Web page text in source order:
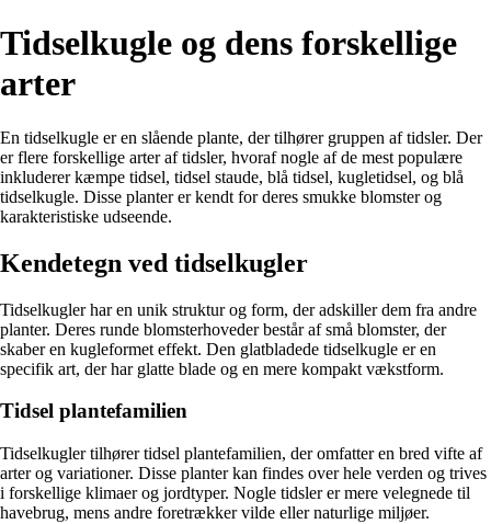
Tidselkugle og dens forskellige
arter
En tidselkugle er en slående plante, der tilhører gruppen af tidsler. Der
er flere forskellige arter af tidsler, hvoraf nogle af de mest populære
inkluderer kæmpe tidsel, tidsel staude, blå tidsel, kugletidsel, og blå
tidselkugle. Disse planter er kendt for deres smukke blomster og
karakteristiske udseende.
Kendetegn ved tidselkugler
Tidselkugler har en unik struktur og form, der adskiller dem fra andre
planter. Deres runde blomsterhoveder består af små blomster, der
skaber en kugleformet effekt. Den glatbladede tidselkugle er en
specifik art, der har glatte blade og en mere kompakt vækstform.
Tidsel plantefamilien
Tidselkugler tilhører tidsel plantefamilien, der omfatter en bred vifte af
arter og variationer. Disse planter kan findes over hele verden og trives
i forskellige klimaer og jordtyper. Nogle tidsler er mere velegnede til
havebrug, mens andre foretrækker vilde eller naturlige miljøer.